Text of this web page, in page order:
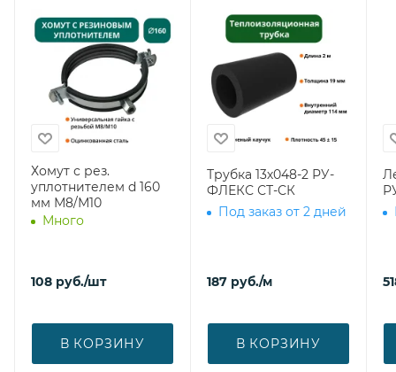
Хомут с рез.
уплотнителем d 160
мм М8/М10
Много
108 руб./шт
В КОРЗИНУ
Трубка 13х048-2 РУ-
ФЛЕКС СТ-СК
Под заказ от 2 дней
187 руб./м
В КОРЗИНУ